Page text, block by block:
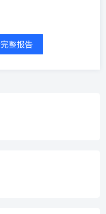
，FUBHKL 36自RO收报
上涨0.5个基点。NTT FRNs利
余亚洲IG信用利差普遍收紧1-
蒨瑩，注册会计师 Jerry Wang
张钰婧 媒体报道中国水务集
金，用于替换其水务公司的地
3亿美元。请参见我们昨日发
，报T+55，同时AMs有小幅
整报告